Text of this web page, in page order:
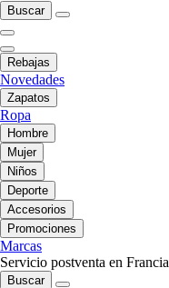
Buscar
Rebajas
Novedades
Zapatos
Ropa
Hombre
Mujer
Niños
Deporte
Accesorios
Promociones
Marcas
Servicio postventa en Francia
Buscar